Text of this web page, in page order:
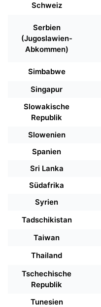
Schweiz
Serbien
(Jugoslawien-
Abkommen)
Simbabwe
Singapur
Slowakische
Republik
Slowenien
Spanien
Sri Lanka
Südafrika
Syrien
Tadschikistan
Taiwan
Thailand
Tschechische
Republik
Tunesien